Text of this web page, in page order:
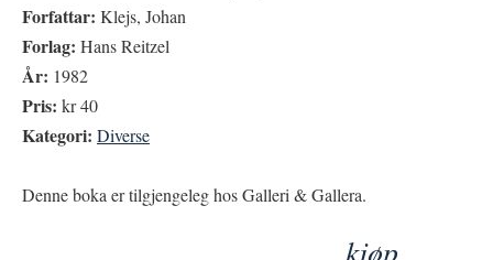
Forfattar: Klejs, Johan
Forlag: Hans Reitzel
År: 1982
Pris: kr 40
Kategori: Diverse
Denne boka er tilgjengeleg hos Galleri & Gallera.
kjøp